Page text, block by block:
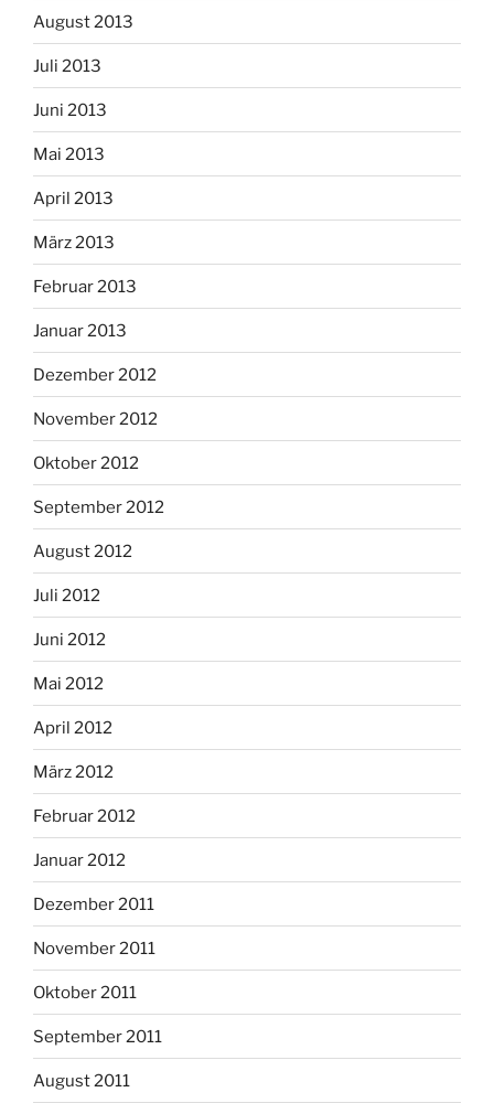
August 2013
Juli 2013
Juni 2013
Mai 2013
April 2013
März 2013
Februar 2013
Januar 2013
Dezember 2012
November 2012
Oktober 2012
September 2012
August 2012
Juli 2012
Juni 2012
Mai 2012
April 2012
März 2012
Februar 2012
Januar 2012
Dezember 2011
November 2011
Oktober 2011
September 2011
August 2011